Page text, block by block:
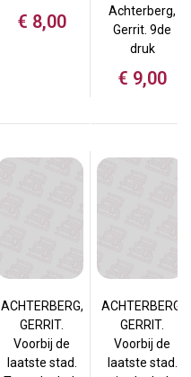
€ 8,00
Achterberg,
Gerrit. 9de
druk
€ 9,00
ACHTERBERG,
GERRIT.
Voorbij de
laatste stad.
ACHTERBERG,
GERRIT.
Voorbij de
laatste stad.